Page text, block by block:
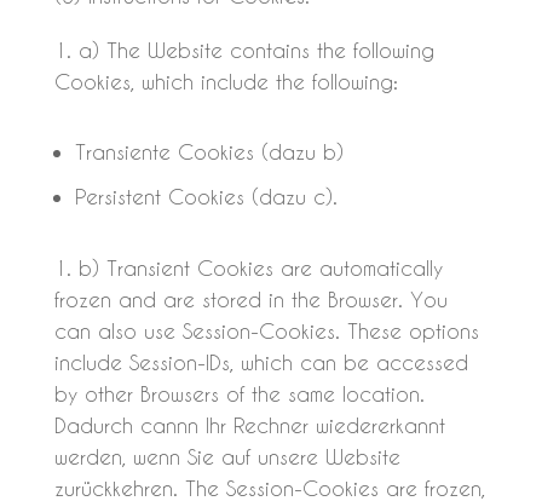
a) The Website contains the following
Cookies, which include the following:
Transiente Cookies (dazu b)
Persistent Cookies (dazu c).
b) Transient Cookies are automatically
frozen and are stored in the Browser. You
can also use Session-Cookies. These options
include Session-IDs, which can be accessed
by other Browsers of the same location.
Dadurch cannn Ihr Rechner wiedererkannt
werden, wenn Sie auf unsere Website
zurückkehren. The Session-Cookies are frozen,